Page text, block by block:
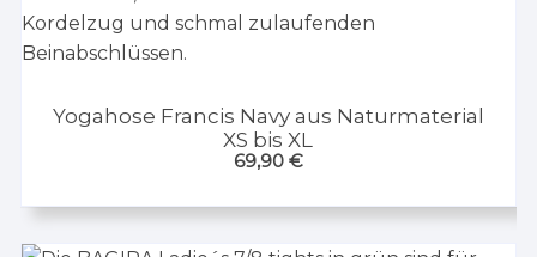
Yogahose Francis Navy aus Naturmaterial
XS bis XL
69,90 €